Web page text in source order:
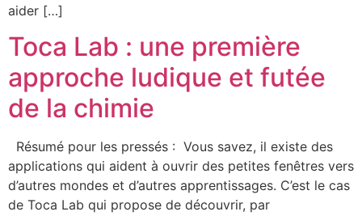
aider […]
Toca Lab : une première
approche ludique et futée
de la chimie
Résumé pour les pressés : Vous savez, il existe des
applications qui aident à ouvrir des petites fenêtres vers
d’autres mondes et d’autres apprentissages. C’est le cas
de Toca Lab qui propose de découvrir, par